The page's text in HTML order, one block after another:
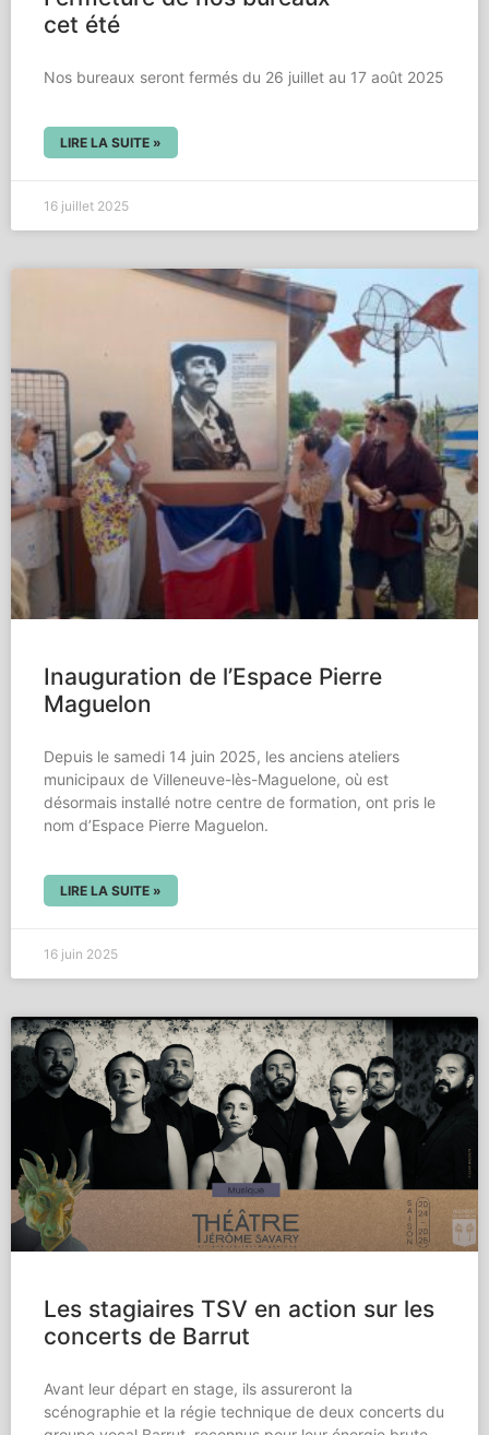
cet été
Nos bureaux seront fermés du 26 juillet au 17 août 2025
LIRE LA SUITE »
16 juillet 2025
Inauguration de l’Espace Pierre
Maguelon
Depuis le samedi 14 juin 2025, les anciens ateliers
municipaux de Villeneuve-lès-Maguelone, où est
désormais installé notre centre de formation, ont pris le
nom d’Espace Pierre Maguelon.
LIRE LA SUITE »
16 juin 2025
Les stagiaires TSV en action sur les
concerts de Barrut
Avant leur départ en stage, ils assureront la
scénographie et la régie technique de deux concerts du